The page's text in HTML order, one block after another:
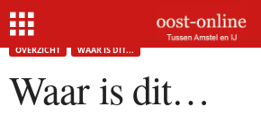
Home
OVERZICHT WAAR IS DIT...
Waar is dit…